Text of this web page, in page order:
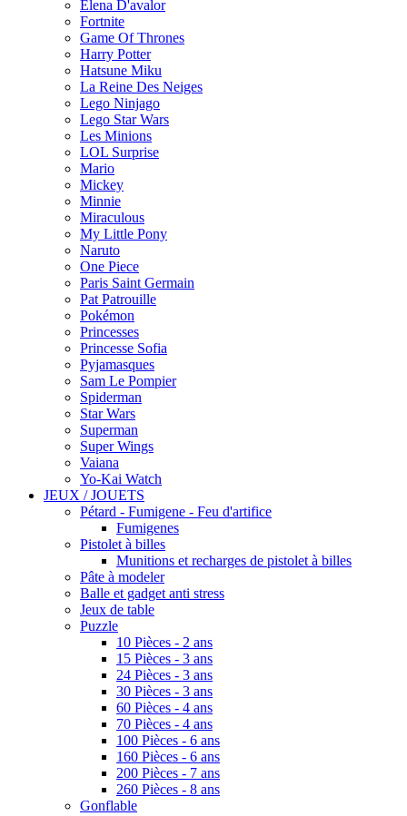
Elena D'avalor
Fortnite
Game Of Thrones
Harry Potter
Hatsune Miku
La Reine Des Neiges
Lego Ninjago
Lego Star Wars
Les Minions
LOL Surprise
Mario
Mickey
Minnie
Miraculous
My Little Pony
Naruto
One Piece
Paris Saint Germain
Pat Patrouille
Pokémon
Princesses
Princesse Sofia
Pyjamasques
Sam Le Pompier
Spiderman
Star Wars
Superman
Super Wings
Vaiana
Yo-Kai Watch
JEUX / JOUETS
Pétard - Fumigene - Feu d'artifice
Fumigenes
Pistolet à billes
Munitions et recharges de pistolet à billes
Pâte à modeler
Balle et gadget anti stress
Jeux de table
Puzzle
10 Pièces - 2 ans
15 Pièces - 3 ans
24 Pièces - 3 ans
30 Pièces - 3 ans
60 Pièces - 4 ans
70 Pièces - 4 ans
100 Pièces - 6 ans
160 Pièces - 6 ans
200 Pièces - 7 ans
260 Pièces - 8 ans
Gonflable